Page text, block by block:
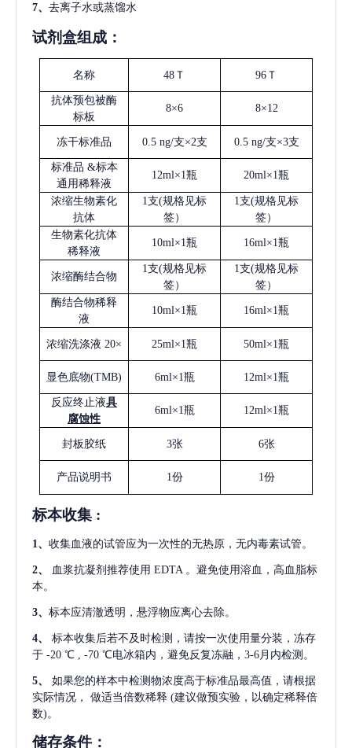
7、 去离子水或蒸馏水
试剂盒组成：
名称 48Ｔ 96Ｔ
抗体预包被酶
标板
8×6 8×12
冻干标准品 0.5 ng/支×2支 0.5 ng/支×3支
标准品 &标本
通用稀释液
12ml×1瓶 20ml×1瓶
浓缩生物素化
抗体
1支(规格见标
签）
1支(规格见标
签）
生物素化抗体
稀释液
10ml×1瓶 16ml×1瓶
浓缩酶结合物
1支(规格见标
签）
1支(规格见标
签）
酶结合物稀释
液
10ml×1瓶 16ml×1瓶
浓缩洗涤液 20× 25ml×1瓶 50ml×1瓶
显色底物(TMB) 6ml×1瓶 12ml×1瓶
反应终止液具
腐蚀性
6ml×1瓶 12ml×1瓶
封板胶纸 3张 6张
产品说明书 1份 1份
标本收集 :
1 、 收集血液的试管应为一次性的无热原，无内毒素试管。
2、 血浆抗凝剂推荐使用 EDTA 。避免使用溶血，高血脂标
本。
3、 标本应清澈透明，悬浮物应离心去除。
4、
标本收集后若不及时检测，请按一次使用量分装，冻存
于 -20 ℃ , -70 ℃电冰箱内，避免反复冻融，3-6月内检测。
5、
如果您的样本中检测物浓度高于标准品最高值，请根据
实际情况，
做适当倍数稀释 (建议做预实验，以确定稀释倍
数)。
储存条件：